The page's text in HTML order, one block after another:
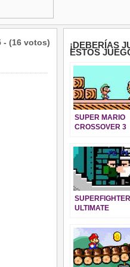
- (16 votos) ¡DEBERÍAS
ESTOS
SUPER MARIO
CROSSOVER 3
ULTIMATE